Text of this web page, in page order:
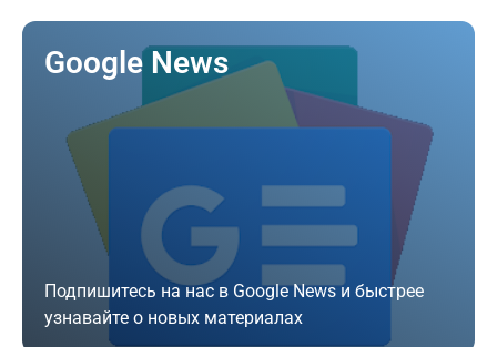
Google News
Подпишитесь на нас в Google News и быстрее
узнавайте о новых материалах